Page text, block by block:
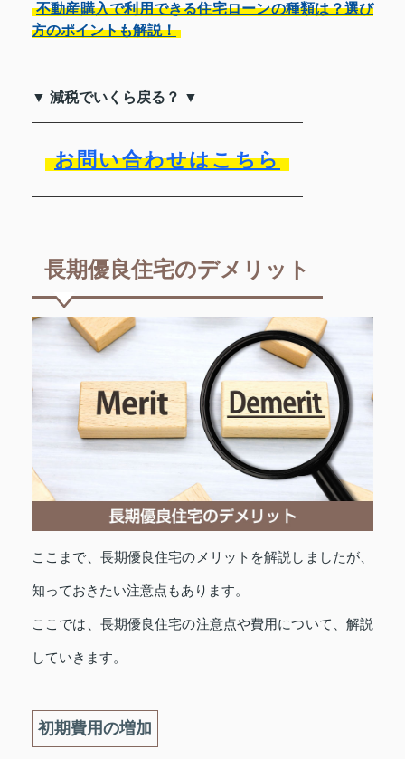
不動産購入で利用できる住宅ローンの種類は？選び
方のポイントも解説！
▼ 減税でいくら戻る？ ▼
お問い合わせはこちら
長期優良住宅のデメリット
ここまで、長期優良住宅のメリットを解説しましたが、
知っておきたい注意点もあります。
ここでは、長期優良住宅の注意点や費用について、解説
していきます。
初期費用の増加